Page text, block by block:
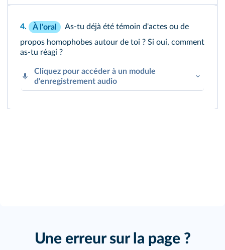
4. À l'oral
As-tu déjà été témoin d'actes ou de
propos homophobes autour de toi ? Si oui, comment
as-tu réagi ?
Cliquez pour accéder à un module
d'enregistrement audio
Une erreur sur la page ?